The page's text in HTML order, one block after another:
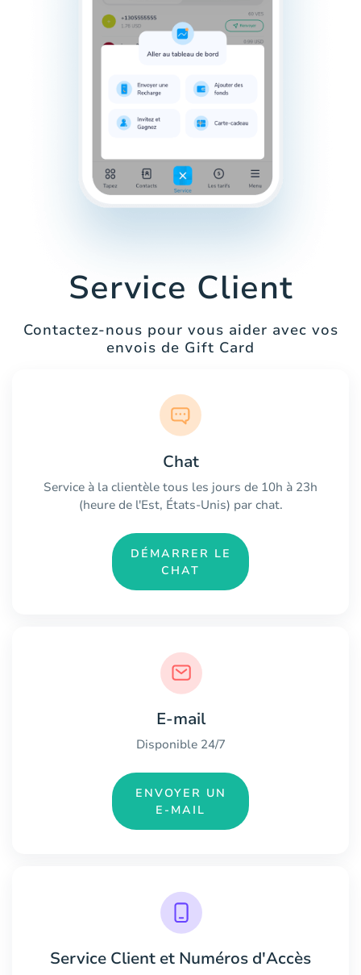
Service Client
Contactez-nous pour vous aider avec vos
envois de Gift Card
Chat
Service à la clientèle tous les jours de 10h à 23h
(heure de l'Est, États-Unis) par chat.
DÉMARRER LE
CHAT
E-mail
Disponible 24/7
ENVOYER UN
E-MAIL
Service Client et Numéros d'Accès